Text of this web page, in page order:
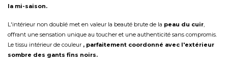
la mi-saison.
L'intérieur non doublé met en valeur la beauté brute de la peau du cuir,
offrant une sensation unique au toucher et une authenticité sans compromis.
Le tissu intérieur de couleur , parfaitement coordonné avec l'extérieur
sombre des gants fins noirs.